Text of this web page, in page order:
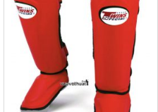
Yêu
thích